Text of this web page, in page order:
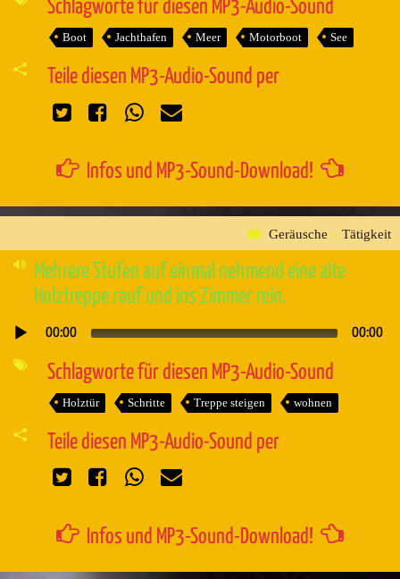
Schlagworte für diesen MP3-Audio-Sound
Boot Jachthafen Meer Motorboot See
Teile diesen MP3-Audio-Sound per
Infos und MP3-Sound-Download!
Geräusche » Tätigkeit
Mehrere Stufen auf einmal nehmend eine alte
Holztreppe rauf und ins Zimmer rein.
Audio-
00:00 00:00
Schlagworte für diesen MP3-Audio-Sound
Holztür Schritte Treppe steigen wohnen
Teile diesen MP3-Audio-Sound per
Infos und MP3-Sound-Download!